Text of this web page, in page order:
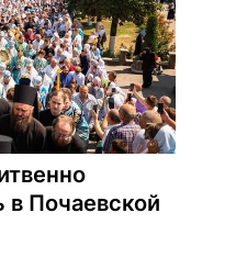
Почаевской